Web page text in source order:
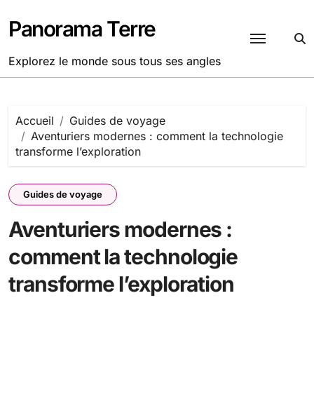
au
contenu
Panorama Terre
Explorez le monde sous tous ses angles
Accueil
Guides de voyage
Aventuriers modernes : comment la technologie
transforme l’exploration
Guides de voyage
Aventuriers modernes :
comment la technologie
transforme l’exploration